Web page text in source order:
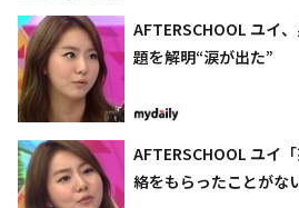
AFTERSCHOOL ユイ
題を解明“涙が出た”
AFTERSCHOOL ユイ
絡をもらったことがな